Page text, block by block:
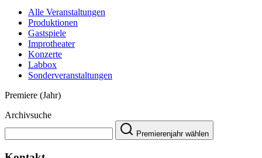
Alle Veranstaltungen
Produktionen
Gastspiele
Improtheater
Konzerte
Labbox
Sonderveranstaltungen
Premiere (Jahr)
Archivsuche
Premierenjahr wählen